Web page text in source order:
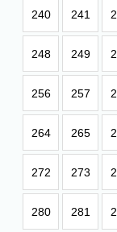
240 241
248 249
256 257
264 265
272 273
280 281